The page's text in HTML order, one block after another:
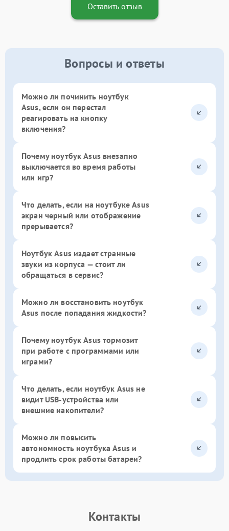
Оставить отзыв
Вопросы и ответы
Можно ли починить ноутбук
Asus, если он перестал
реагировать на кнопку
включения?
Почему ноутбук Asus внезапно
выключается во время работы
или игр?
Что делать, если на ноутбуке Asus
экран черный или отображение
прерывается?
Ноутбук Asus издает странные
звуки из корпуса — стоит ли
обращаться в сервис?
Можно ли восстановить ноутбук
Asus после попадания жидкости?
Почему ноутбук Asus тормозит
при работе с программами или
играми?
Что делать, если ноутбук Asus не
видит USB-устройства или
внешние накопители?
Можно ли повысить
автономность ноутбука Asus и
продлить срок работы батареи?
Контакты